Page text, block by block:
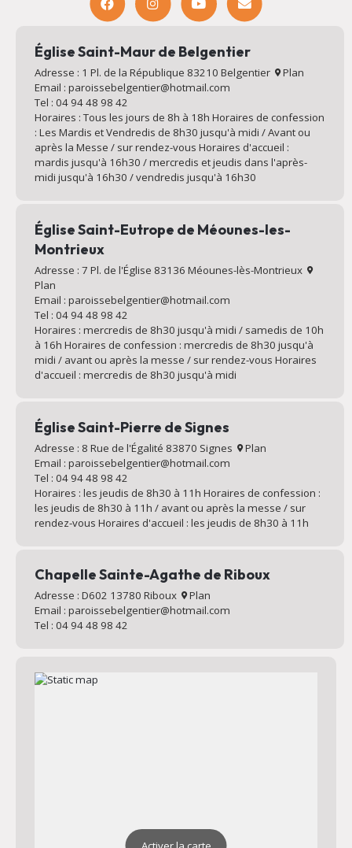
Église Saint-Maur de Belgentier
Adresse : 1 Pl. de la République 83210 Belgentier
Plan
Email : paroissebelgentier@hotmail.com
Tel : 04 94 48 98 42
Horaires : Tous les jours de 8h à 18h Horaires de confession
: Les Mardis et Vendredis de 8h30 jusqu'à midi / Avant ou
après la Messe / sur rendez-vous Horaires d'accueil :
mardis jusqu'à 16h30 / mercredis et jeudis dans l'après-
midi jusqu'à 16h30 / vendredis jusqu'à 16h30
Église Saint-Eutrope de Méounes-les-
Montrieux
Adresse : 7 Pl. de l'Église 83136 Méounes-lès-Montrieux
Plan
Email : paroissebelgentier@hotmail.com
Tel : 04 94 48 98 42
Horaires : mercredis de 8h30 jusqu'à midi / samedis de 10h
à 16h Horaires de confession : mercredis de 8h30 jusqu'à
midi / avant ou après la messe / sur rendez-vous Horaires
d'accueil : mercredis de 8h30 jusqu'à midi
Église Saint-Pierre de Signes
Adresse : 8 Rue de l'Égalité 83870 Signes
Plan
Email : paroissebelgentier@hotmail.com
Tel : 04 94 48 98 42
Horaires : les jeudis de 8h30 à 11h Horaires de confession :
les jeudis de 8h30 à 11h / avant ou après la messe / sur
rendez-vous Horaires d'accueil : les jeudis de 8h30 à 11h
Chapelle Sainte-Agathe de Riboux
Adresse : D602 13780 Riboux
Plan
Email : paroissebelgentier@hotmail.com
Tel : 04 94 48 98 42